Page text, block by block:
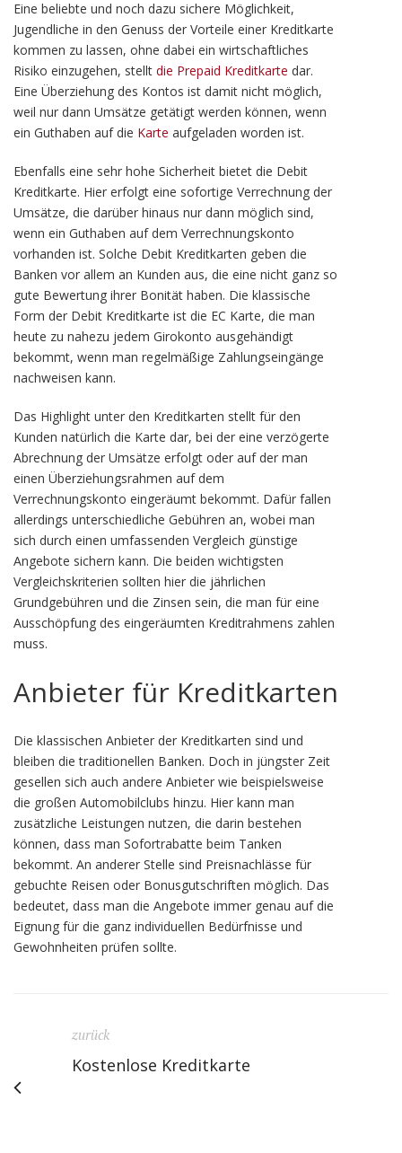
Eine beliebte und noch dazu sichere Möglichkeit,
Jugendliche in den Genuss der Vorteile einer Kreditkarte
kommen zu lassen, ohne dabei ein wirtschaftliches
Risiko einzugehen, stellt die Prepaid Kreditkarte dar.
Eine Überziehung des Kontos ist damit nicht möglich,
weil nur dann Umsätze getätigt werden können, wenn
ein Guthaben auf die Karte aufgeladen worden ist.
Ebenfalls eine sehr hohe Sicherheit bietet die Debit
Kreditkarte. Hier erfolgt eine sofortige Verrechnung der
Umsätze, die darüber hinaus nur dann möglich sind,
wenn ein Guthaben auf dem Verrechnungskonto
vorhanden ist. Solche Debit Kreditkarten geben die
Banken vor allem an Kunden aus, die eine nicht ganz so
gute Bewertung ihrer Bonität haben. Die klassische
Form der Debit Kreditkarte ist die EC Karte, die man
heute zu nahezu jedem Girokonto ausgehändigt
bekommt, wenn man regelmäßige Zahlungseingänge
nachweisen kann.
Das Highlight unter den Kreditkarten stellt für den
Kunden natürlich die Karte dar, bei der eine verzögerte
Abrechnung der Umsätze erfolgt oder auf der man
einen Überziehungsrahmen auf dem
Verrechnungskonto eingeräumt bekommt. Dafür fallen
allerdings unterschiedliche Gebühren an, wobei man
sich durch einen umfassenden Vergleich günstige
Angebote sichern kann. Die beiden wichtigsten
Vergleichskriterien sollten hier die jährlichen
Grundgebühren und die Zinsen sein, die man für eine
Ausschöpfung des eingeräumten Kreditrahmens zahlen
muss.
Anbieter für Kreditkarten
Die klassischen Anbieter der Kreditkarten sind und
bleiben die traditionellen Banken. Doch in jüngster Zeit
gesellen sich auch andere Anbieter wie beispielsweise
die großen Automobilclubs hinzu. Hier kann man
zusätzliche Leistungen nutzen, die darin bestehen
können, dass man Sofortrabatte beim Tanken
bekommt. An anderer Stelle sind Preisnachlässe für
gebuchte Reisen oder Bonusgutschriften möglich. Das
bedeutet, dass man die Angebote immer genau auf die
Eignung für die ganz individuellen Bedürfnisse und
Gewohnheiten prüfen sollte.
zurück
Kostenlose Kreditkarte